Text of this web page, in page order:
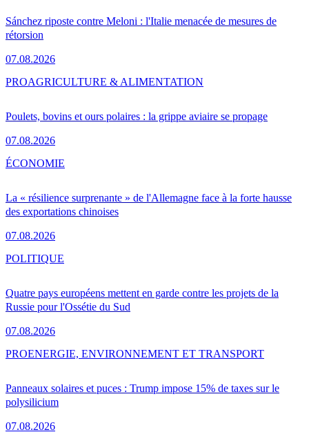
Sánchez riposte contre Meloni : l'Italie menacée de mesures de
rétorsion
07.08.2026
Poulets, bovins et ours polaires : la grippe aviaire se propage
07.08.2026
PROAGRICULTURE & ALIMENTATION
La « résilience surprenante » de l'Allemagne face à la forte hausse
des exportations chinoises
07.08.2026
ÉCONOMIE
Quatre pays européens mettent en garde contre les projets de la
Russie pour l'Ossétie du Sud
07.08.2026
POLITIQUE
Panneaux solaires et puces : Trump impose 15% de taxes sur le
polysilicium
07.08.2026
PROENERGIE, ENVIRONNEMENT ET TRANSPORT